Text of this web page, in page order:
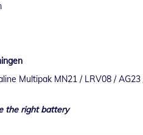
Multipak MN21 / LRV08 /
the right battery